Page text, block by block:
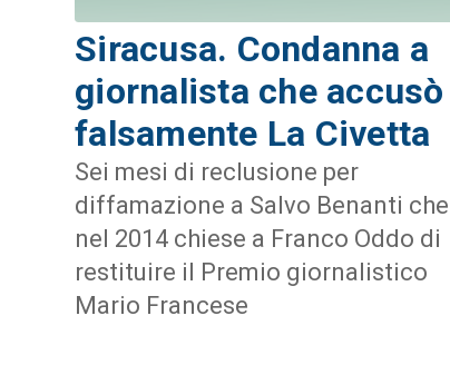
Siracusa. Condanna a
giornalista che accusò
falsamente La Civetta
Sei mesi di reclusione per
diffamazione a Salvo Benanti che
nel 2014 chiese a Franco Oddo di
restituire il Premio giornalistico
Mario Francese